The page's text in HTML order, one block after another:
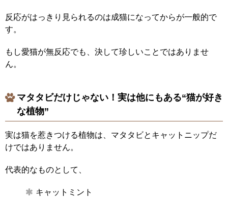
反応がはっきり見られるのは成猫になってからが一般的で
す。
もし愛猫が無反応でも、決して珍しいことではありませ
ん。
マタタビだけじゃない！実は他にもある“猫が好き
な植物”
実は猫を惹きつける植物は、マタタビとキャットニップだ
けではありません。
代表的なものとして、
キャットミント